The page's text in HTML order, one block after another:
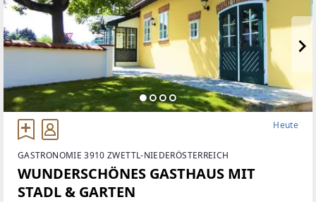
Heute
GASTRONOMIE 3910 ZWETTL-NIEDERÖSTERREICH
WUNDERSCHÖNES GASTHAUS MIT
STADL & GARTEN